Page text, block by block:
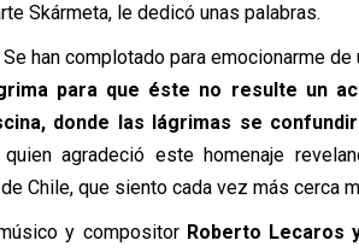
Skármeta, le dedicó unas palabras.
han complotado para emocionarme
para que éste no resulte un
donde las lágrimas se
quien agradeció este homenaje
Chile, que siento cada vez más cerca
y compositorRoberto Lecaros